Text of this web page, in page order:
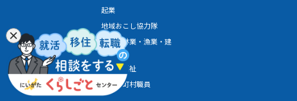
起業
地域おこし協力隊
農業・林業・漁業・建
設業
医療・福祉
県・市町村職員